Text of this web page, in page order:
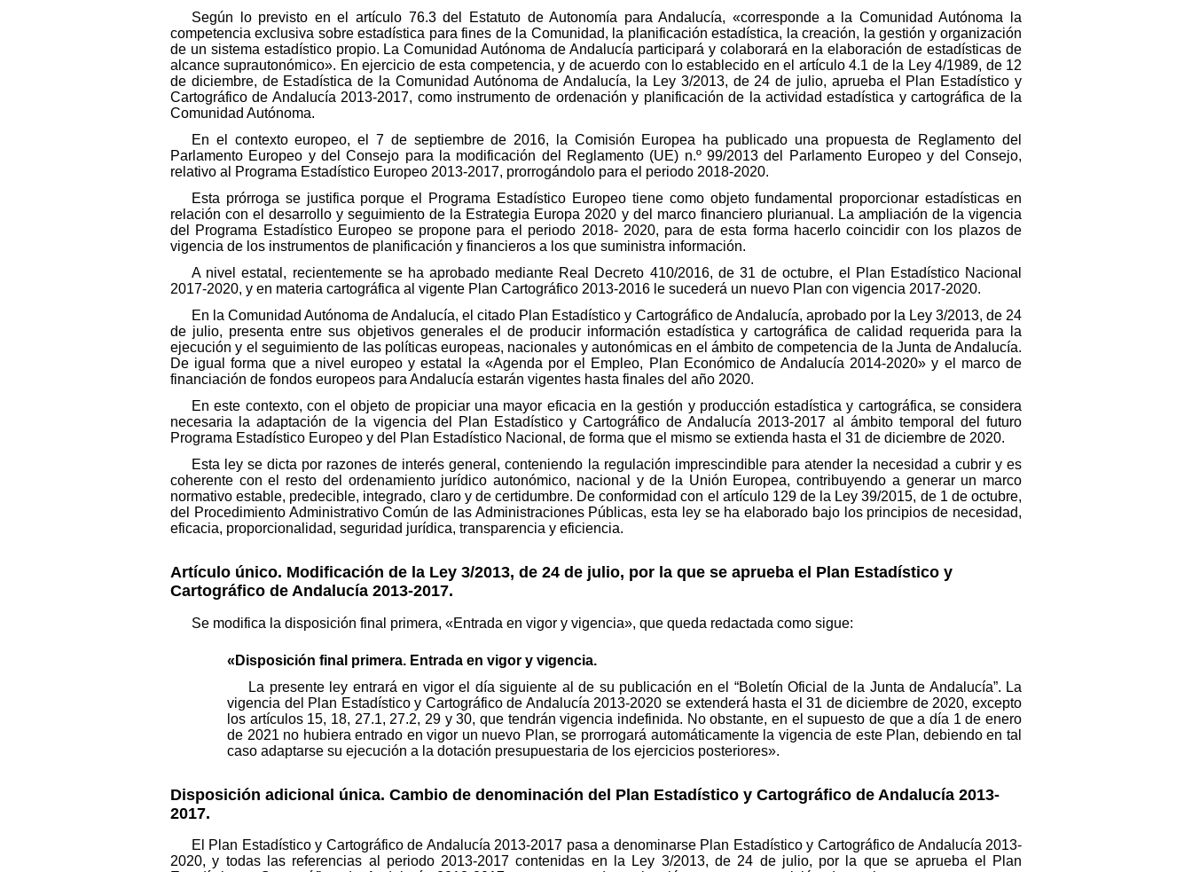
Según lo previsto en el artículo 76.3 del Estatuto de Autonomía para Andalucía, «corresponde a la Comunidad Autónoma la
competencia exclusiva sobre estadística para fines de la Comunidad, la planificación estadística, la creación, la gestión y organización
de un sistema estadístico propio. La Comunidad Autónoma de Andalucía participará y colaborará en la elaboración de estadísticas de
alcance suprautonómico». En ejercicio de esta competencia, y de acuerdo con lo establecido en el artículo 4.1 de la Ley 4/1989, de 12
de diciembre, de Estadística de la Comunidad Autónoma de Andalucía, la Ley 3/2013, de 24 de julio, aprueba el Plan Estadístico y
Cartográfico de Andalucía 2013-2017, como instrumento de ordenación y planificación de la actividad estadística y cartográfica de la
Comunidad Autónoma.
En el contexto europeo, el 7 de septiembre de 2016, la Comisión Europea ha publicado una propuesta de Reglamento del
Parlamento Europeo y del Consejo para la modificación del Reglamento (UE) n.º 99/2013 del Parlamento Europeo y del Consejo,
relativo al Programa Estadístico Europeo 2013-2017, prorrogándolo para el periodo 2018-2020.
Esta prórroga se justifica porque el Programa Estadístico Europeo tiene como objeto fundamental proporcionar estadísticas en
relación con el desarrollo y seguimiento de la Estrategia Europa 2020 y del marco financiero plurianual. La ampliación de la vigencia
del Programa Estadístico Europeo se propone para el periodo 2018- 2020, para de esta forma hacerlo coincidir con los plazos de
vigencia de los instrumentos de planificación y financieros a los que suministra información.
A nivel estatal, recientemente se ha aprobado mediante Real Decreto 410/2016, de 31 de octubre, el Plan Estadístico Nacional
2017-2020, y en materia cartográfica al vigente Plan Cartográfico 2013-2016 le sucederá un nuevo Plan con vigencia 2017-2020.
En la Comunidad Autónoma de Andalucía, el citado Plan Estadístico y Cartográfico de Andalucía, aprobado por la Ley 3/2013, de 24
de julio, presenta entre sus objetivos generales el de producir información estadística y cartográfica de calidad requerida para la
ejecución y el seguimiento de las políticas europeas, nacionales y autonómicas en el ámbito de competencia de la Junta de Andalucía.
De igual forma que a nivel europeo y estatal la «Agenda por el Empleo, Plan Económico de Andalucía 2014-2020» y el marco de
financiación de fondos europeos para Andalucía estarán vigentes hasta finales del año 2020.
En este contexto, con el objeto de propiciar una mayor eficacia en la gestión y producción estadística y cartográfica, se considera
necesaria la adaptación de la vigencia del Plan Estadístico y Cartográfico de Andalucía 2013-2017 al ámbito temporal del futuro
Programa Estadístico Europeo y del Plan Estadístico Nacional, de forma que el mismo se extienda hasta el 31 de diciembre de 2020.
Esta ley se dicta por razones de interés general, conteniendo la regulación imprescindible para atender la necesidad a cubrir y es
coherente con el resto del ordenamiento jurídico autonómico, nacional y de la Unión Europea, contribuyendo a generar un marco
normativo estable, predecible, integrado, claro y de certidumbre. De conformidad con el artículo 129 de la Ley 39/2015, de 1 de octubre,
del Procedimiento Administrativo Común de las Administraciones Públicas, esta ley se ha elaborado bajo los principios de necesidad,
eficacia, proporcionalidad, seguridad jurídica, transparencia y eficiencia.
Artículo único. Modificación de la Ley 3/2013, de 24 de julio, por la que se aprueba el Plan Estadístico y
Cartográfico de Andalucía 2013-2017.
Se modifica la disposición final primera, «Entrada en vigor y vigencia», que queda redactada como sigue:
«Disposición final primera. Entrada en vigor y vigencia.
La presente ley entrará en vigor el día siguiente al de su publicación en el “Boletín Oficial de la Junta de Andalucía”. La
vigencia del Plan Estadístico y Cartográfico de Andalucía 2013-2020 se extenderá hasta el 31 de diciembre de 2020, excepto
los artículos 15, 18, 27.1, 27.2, 29 y 30, que tendrán vigencia indefinida. No obstante, en el supuesto de que a día 1 de enero
de 2021 no hubiera entrado en vigor un nuevo Plan, se prorrogará automáticamente la vigencia de este Plan, debiendo en tal
caso adaptarse su ejecución a la dotación presupuestaria de los ejercicios posteriores».
Disposición adicional única. Cambio de denominación del Plan Estadístico y Cartográfico de Andalucía 2013-
2017.
El Plan Estadístico y Cartográfico de Andalucía 2013-2017 pasa a denominarse Plan Estadístico y Cartográfico de Andalucía 2013-
2020, y todas las referencias al periodo 2013-2017 contenidas en la Ley 3/2013, de 24 de julio, por la que se aprueba el Plan